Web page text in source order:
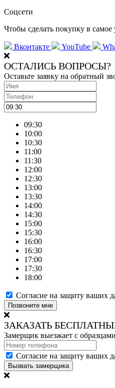
Соцсети
Чтобы сделать покупку в
Вконтакте YouTube
ОСТАЛИСЬ ВОПРОСЫ?
Оставьте заявку на обратный
09:30
10:00
10:30
11:00
11:30
12:00
12:30
13:00
13:30
14:00
14:30
15:00
15:30
16:00
16:30
17:00
17:30
18:00
Согласие на защиту ваших
Позвоните мне
ЗАКАЗАТЬ
Замерщик выезжает с
Согласие на защиту ваших
Вызвать замерщика